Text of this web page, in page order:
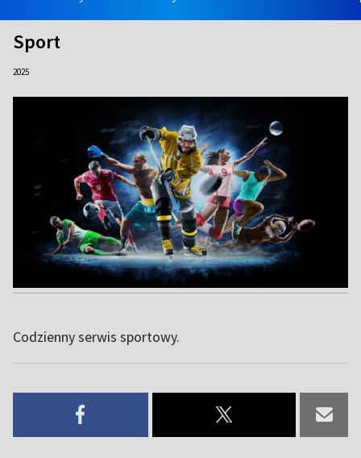
Sport
2025
Codzienny serwis sportowy.